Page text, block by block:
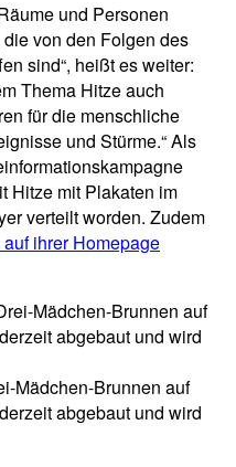
und Personen
von den Folgen des
sind“, heißt es weiter:
Thema Hitze auch
für die menschliche
und Stürme.“ Als
Hitze mit Plakaten im
verteilt worden. Zudem
ihrer Homepage
Mädchen-Brunnen auf
abgebaut und wird